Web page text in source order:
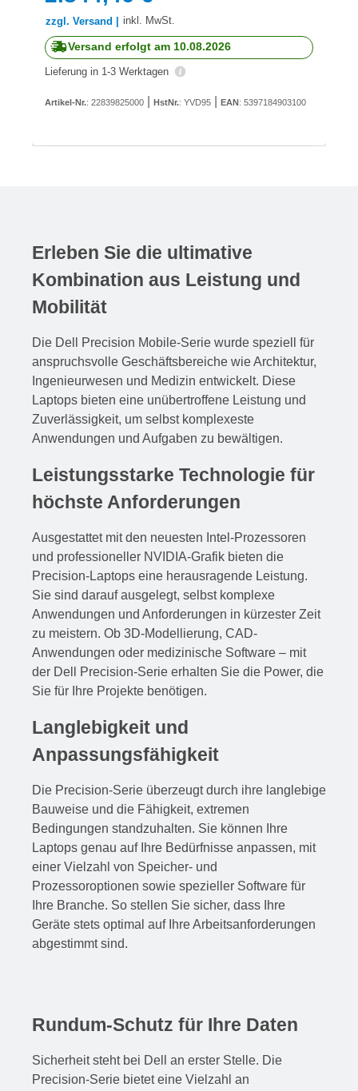
zzgl. Versand | inkl. MwSt.
Versand erfolgt am 10.08.2026
Lieferung in 1-3 Werktagen
Artikel-Nr.: 22839825000 HstNr.: YVD95 EAN : 5397184903100
Erleben Sie die ultimative
Kombination aus Leistung und
Mobilität
Die Dell Precision Mobile-Serie wurde speziell für
anspruchsvolle Geschäftsbereiche wie Architektur,
Ingenieurwesen und Medizin entwickelt. Diese
Laptops bieten eine unübertroffene Leistung und
Zuverlässigkeit, um selbst komplexeste
Anwendungen und Aufgaben zu bewältigen.
Leistungsstarke Technologie für
höchste Anforderungen
Ausgestattet mit den neuesten Intel-Prozessoren
und professioneller NVIDIA-Grafik bieten die
Precision-Laptops eine herausragende Leistung.
Sie sind darauf ausgelegt, selbst komplexe
Anwendungen und Anforderungen in kürzester Zeit
zu meistern. Ob 3D-Modellierung, CAD-
Anwendungen oder medizinische Software – mit
der Dell Precision-Serie erhalten Sie die Power, die
Sie für Ihre Projekte benötigen.
Langlebigkeit und
Anpassungsfähigkeit
Die Precision-Serie überzeugt durch ihre langlebige
Bauweise und die Fähigkeit, extremen
Bedingungen standzuhalten. Sie können Ihre
Laptops genau auf Ihre Bedürfnisse anpassen, mit
einer Vielzahl von Speicher- und
Prozessoroptionen sowie spezieller Software für
Ihre Branche. So stellen Sie sicher, dass Ihre
Geräte stets optimal auf Ihre Arbeitsanforderungen
abgestimmt sind.
Rundum-Schutz für Ihre Daten
Sicherheit steht bei Dell an erster Stelle. Die
Precision-Serie bietet eine Vielzahl an